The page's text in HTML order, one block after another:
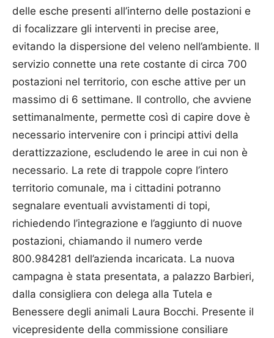
delle esche presenti all’interno delle postazioni e
di focalizzare gli interventi in precise aree,
evitando la dispersione del veleno nell’ambiente. Il
servizio connette una rete costante di circa 700
postazioni nel territorio, con esche attive per un
massimo di 6 settimane. Il controllo, che avviene
settimanalmente, permette così di capire dove è
necessario intervenire con i principi attivi della
derattizzazione, escludendo le aree in cui non è
necessario. La rete di trappole copre l’intero
territorio comunale, ma i cittadini potranno
segnalare eventuali avvistamenti di topi,
richiedendo l’integrazione e l’aggiunto di nuove
postazioni, chiamando il numero verde
800.984281 dell’azienda incaricata. La nuova
campagna è stata presentata, a palazzo Barbieri,
dalla consigliera con delega alla Tutela e
Benessere degli animali Laura Bocchi. Presente il
vicepresidente della commissione consiliare